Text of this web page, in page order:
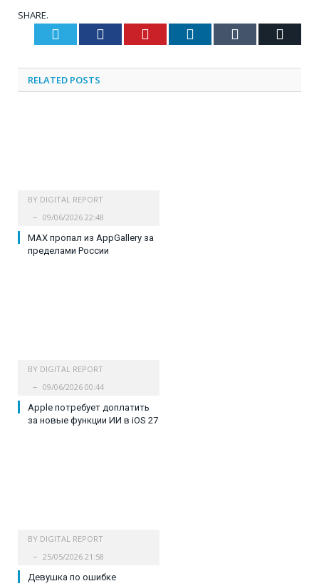
SHARE.
Twitter Facebook Pinterest LinkedIn Tumblr
RELATED POSTS
BY DIGITAL REPORT
09/06/2026 22:48
MAX пропал из AppGallery за
пределами России
BY DIGITAL REPORT
09/06/2026 00:44
Apple потребует доплатить
за новые функции ИИ в iOS 27
BY DIGITAL REPORT
25/05/2026 21:58
Девушка по ошибке